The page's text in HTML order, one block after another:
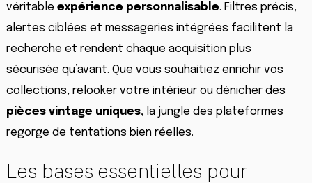
véritable expérience personnalisable. Filtres précis,
alertes ciblées et messageries intégrées facilitent la
recherche et rendent chaque acquisition plus
sécurisée qu’avant. Que vous souhaitiez enrichir vos
collections, relooker votre intérieur ou dénicher des
pièces vintage uniques, la jungle des plateformes
regorge de tentations bien réelles.
Les bases essentielles pour